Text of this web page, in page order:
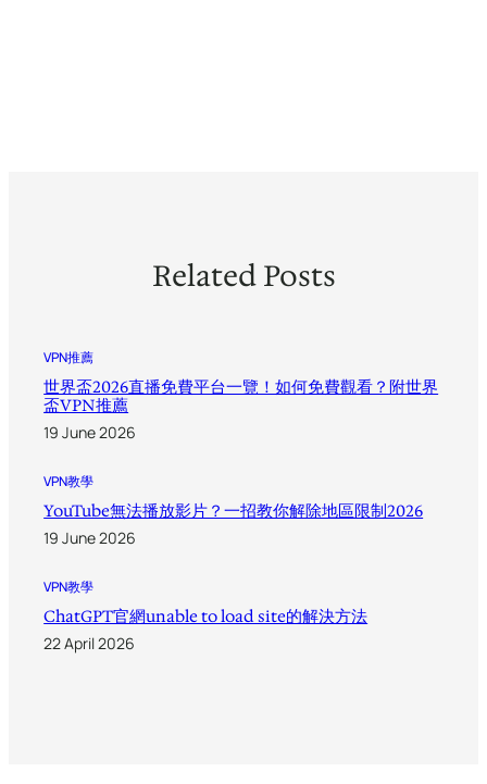
Related Posts
VPN推薦
世界盃2026直播免費平台一覽！如何免費觀看？附世界
盃VPN推薦
19 June 2026
VPN教學
YouTube無法播放影片？一招教你解除地區限制2026
19 June 2026
VPN教學
ChatGPT官網unable to load site的解決方法
22 April 2026